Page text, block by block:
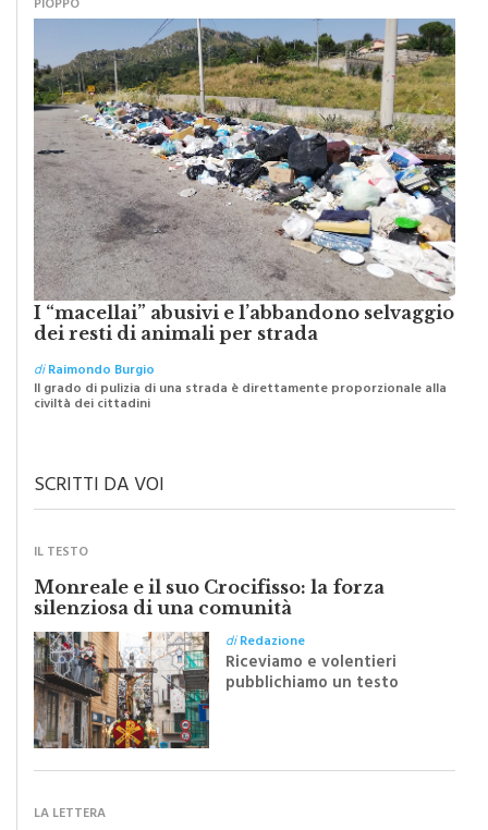
I “macellai” abusivi e l’abbandono selvaggio
dei resti di animali per strada
diRaimondo Burgio
SCRITTI DA VOI
IL TESTO
Monreale e il suo Crocifisso: la forza
silenziosa di una comunità
diRedazione
Riceviamo e volentieri
Sapienza all'indomani della